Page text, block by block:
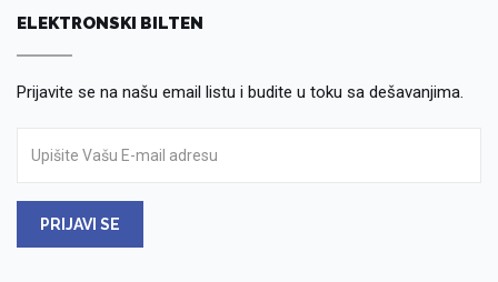
ELEKTRONSKI BILTEN
Prijavite se na našu email listu i budite u toku sa dešavanjima.
PRIJAVI SE